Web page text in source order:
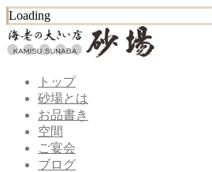
Loading
トップ
砂場とは
お品書き
空間
ご宴会
ブログ